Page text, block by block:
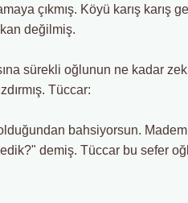
çıkmış. Köyü karış karış
değilmiş.
sürekli oğlunun ne kadar
Tüccar:
bahsiyorsun.
demiş. Tüccar bu sefer